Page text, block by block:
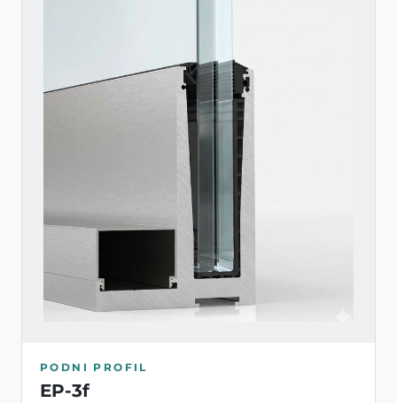
PODNI PROFIL
EP-3f